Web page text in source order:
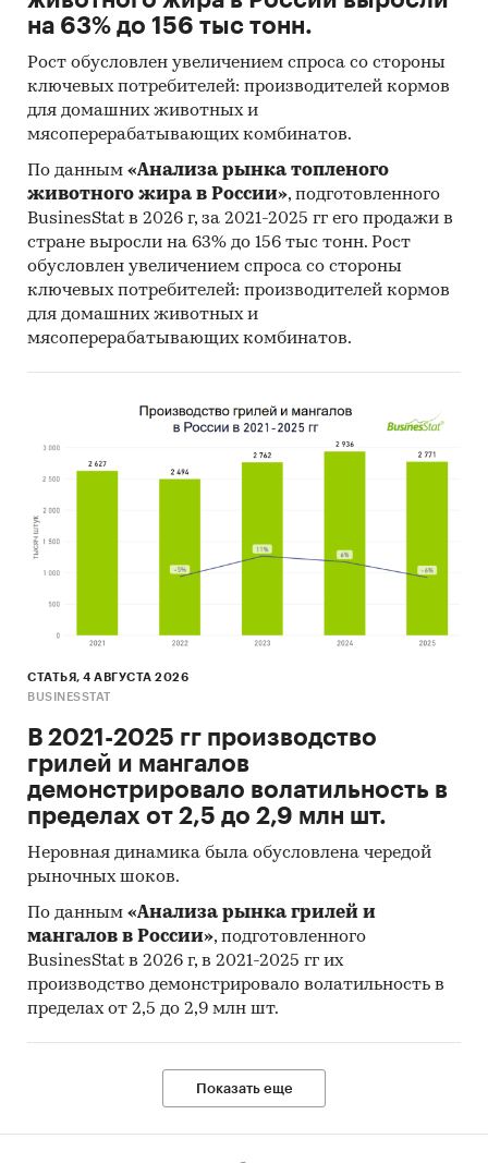
на 63% до 156 тыс тонн.
Рост обусловлен увеличением спроса со стороны
ключевых потребителей: производителей кормов
для домашних животных и
мясоперерабатывающих комбинатов.
По данным «Анализа рынка топленого
животного жира в России», подготовленного
BusinesStat в 2026 г, за 2021-2025 гг его продажи в
стране выросли на 63% до 156 тыс тонн. Рост
обусловлен увеличением спроса со стороны
ключевых потребителей: производителей кормов
для домашних животных и
мясоперерабатывающих комбинатов.
СТАТЬЯ, 4 АВГУСТА 2026
BUSINESSTAT
В 2021-2025 гг производство
грилей и мангалов
демонстрировало волатильность в
пределах от 2,5 до 2,9 млн шт.
Неровная динамика была обусловлена чередой
рыночных шоков.
По данным «Анализа рынка грилей и
мангалов в России», подготовленного
BusinesStat в 2026 г, в 2021-2025 гг их
производство демонстрировало волатильность в
пределах от 2,5 до 2,9 млн шт.
Показать еще